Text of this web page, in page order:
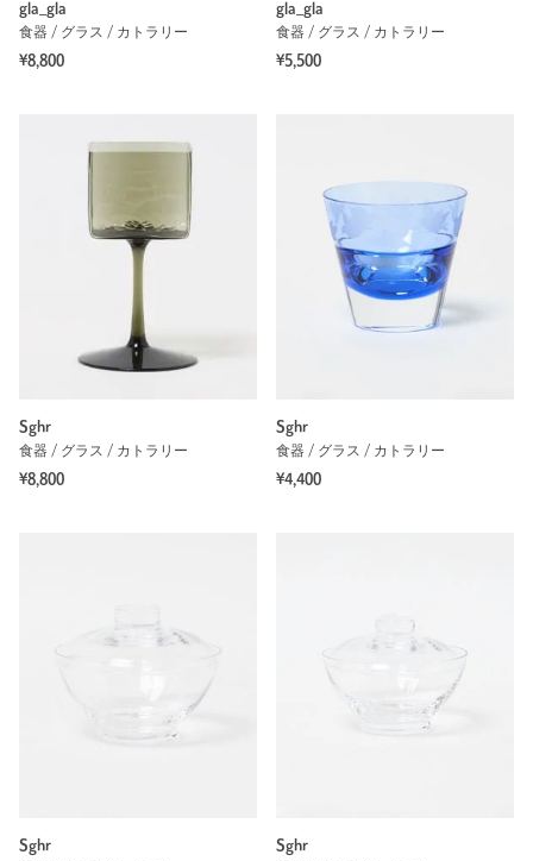
gla_gla
食器 / グラス / カトラリー
¥8,800
gla_gla
食器 / グラス / カトラリー
¥5,500
Sghr
食器 / グラス / カトラリー
¥8,800
Sghr
食器 / グラス / カトラリー
¥4,400
Sghr
Sghr